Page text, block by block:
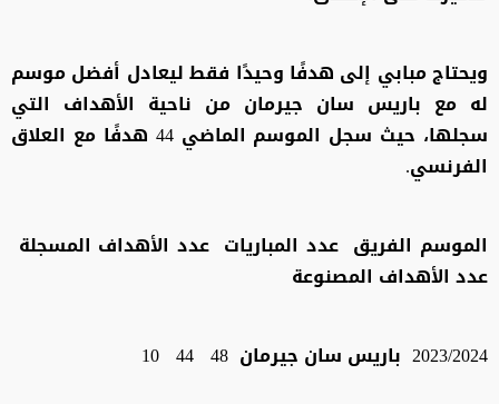
ويحتاج مبابي إلى هدفًا وحيدًا فقط ليعادل أفضل موسم
له مع باريس سان جيرمان من ناحية الأهداف التي
سجلها، حيث سجل الموسم الماضي 44 هدفًا مع العلاق
الفرنسي.
الموسم الفريق عدد المباريات عدد الأهداف المسجلة
عدد الأهداف المصنوعة
2023/2024 باريس سان جيرمان 48 44 10